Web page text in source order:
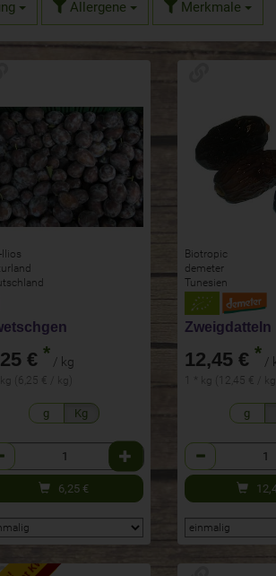
Allergene Merkmale
Ilios
€ * / kg
kg (6,25 € / kg)
g Kg
6,25 €
Biotropic
demeter
Tunesien
Zweigdatteln
12,45 € * /
1 * kg (12,45 € / kg)
g
Anzahl